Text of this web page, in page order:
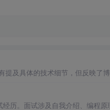
提及具体的技术细节，但反映了博
历。面试涉及自我介绍、编程原